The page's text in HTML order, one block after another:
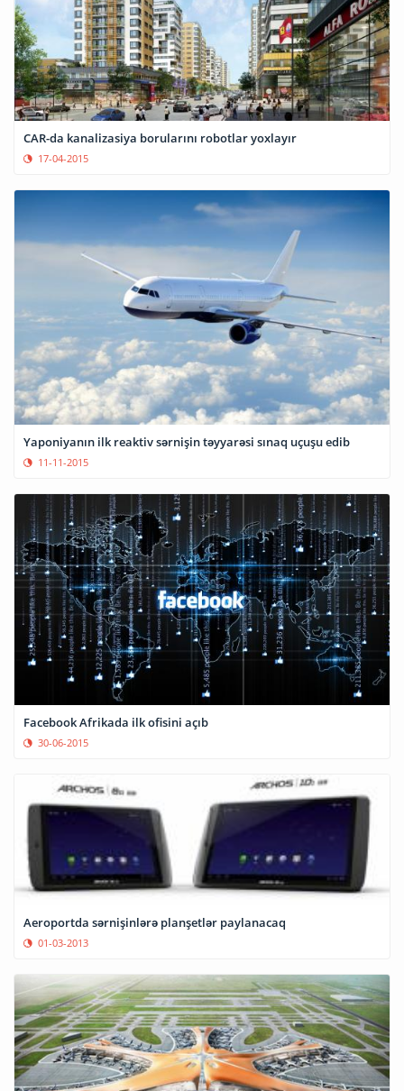
CAR-da kanalizasiya borularını robotlar yoxlayır
17-04-2015
Yaponiyanın ilk reaktiv sərnişin təyyarəsi sınaq uçuşu edib
11-11-2015
Facebook Afrikada ilk ofisini açıb
30-06-2015
Aeroportda sərnişinlərə planşetlər paylanacaq
01-03-2013